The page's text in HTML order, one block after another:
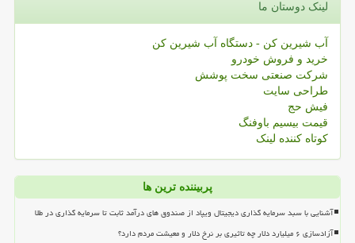
لینک دوستان ما
آب شیرین کن - دستگاه آب شیرین کن
خرید و فروش خودرو
شرکت صنعتی سخت پوشش
طراحی سایت
فیش حج
قیمت بیسیم باوفنگ
کوتاه کننده لینک
پربیننده ترین ها
آشنایی با سبد سرمایه گذاری دیجیتال ویپاد از صندوق های درآمد ثابت تا سرمایه گذاری در طلا
آزادسازی ۶ میلیارد دلار چه تاثیری بر نرخ دلار و معیشت مردم دارد؟